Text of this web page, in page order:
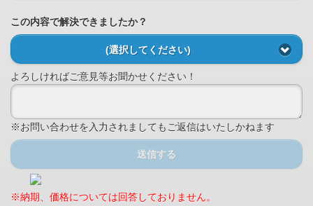
この内容で解決できましたか？
(選択してください)
よろしければご意見等お聞かせください！
※お問い合わせを入力されましてもご返信はいたしかねます
送信する
※納期、価格については回答しておりません。